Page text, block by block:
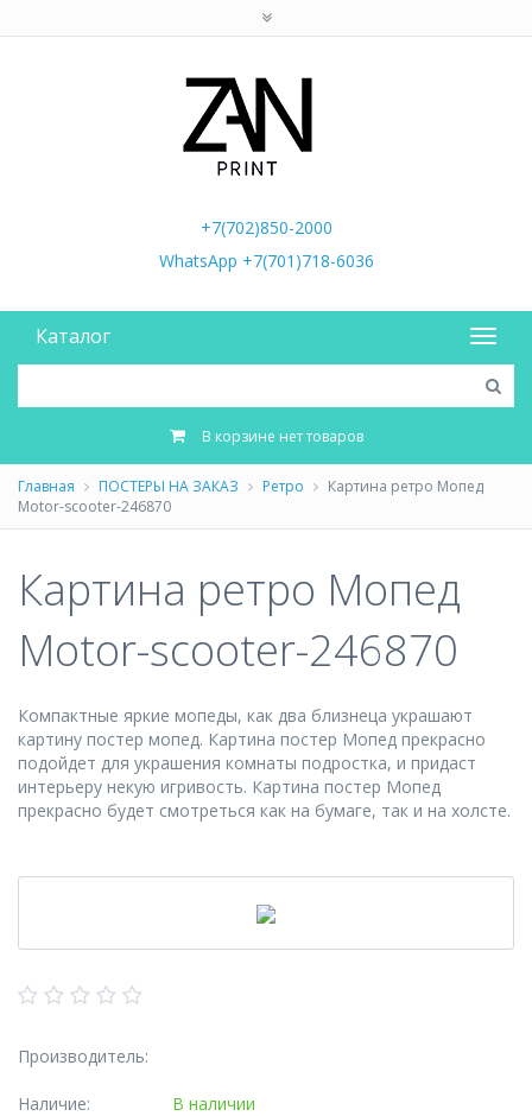
+7(702)850-2000
WhatsApp +7(701)718-6036
Каталог
В корзине нет товаров
Главная ПОСТЕРЫ НА ЗАКАЗ Ретро
Картина ретро Мопед
Motor-scooter-246870
Картина ретро Мопед
Motor-scooter-246870
Компактные яркие мопеды, как два близнеца украшают
картину постер мопед. Картина постер Мопед прекрасно
подойдет для украшения комнаты подростка, и придаст
интерьеру некую игривость. Картина постер Мопед
прекрасно будет смотреться как на бумаге, так и на холсте.
Производитель:
Наличие: В наличии